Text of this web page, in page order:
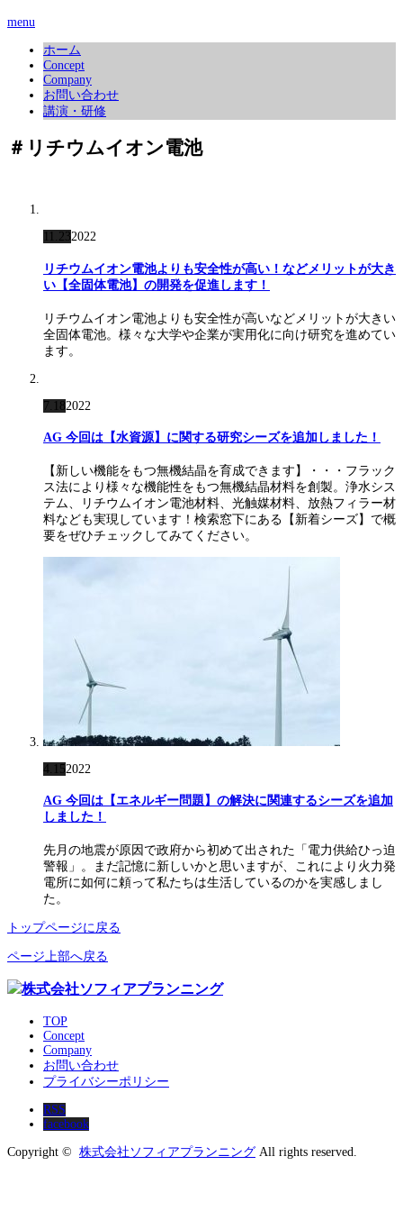
menu
ホーム
Concept
Company
お問い合わせ
講演・研修
＃リチウムイオン電池
11.232022
リチウムイオン電池よりも安全性が高い！などメリットが大き
い【全固体電池】の開発を促進します！
リチウムイオン電池よりも安全性が高いなどメリットが大きい
全固体電池。様々な大学や企業が実用化に向け研究を進めてい
ます。
7.182022
AG 今回は【水資源】に関する研究シーズを追加しました！
【新しい機能をもつ無機結晶を育成できます】・・・フラック
ス法により様々な機能性をもつ無機結晶材料を創製。浄水シス
テム、リチウムイオン電池材料、光触媒材料、放熱フィラー材
料なども実現しています！検索窓下にある【新着シーズ】で概
要をぜひチェックしてみてください。
4.152022
AG 今回は【エネルギー問題】の解決に関連するシーズを追加
しました！
先月の地震が原因で政府から初めて出された「電力供給ひっ迫
警報」。まだ記憶に新しいかと思いますが、これにより火力発
電所に如何に頼って私たちは生活しているのかを実感しまし
た。
トップページに戻る
ページ上部へ戻る
TOP
Concept
Company
お問い合わせ
プライバシーポリシー
RSS
facebook
Copyright © 株式会社ソフィアプランニング All rights reserved.